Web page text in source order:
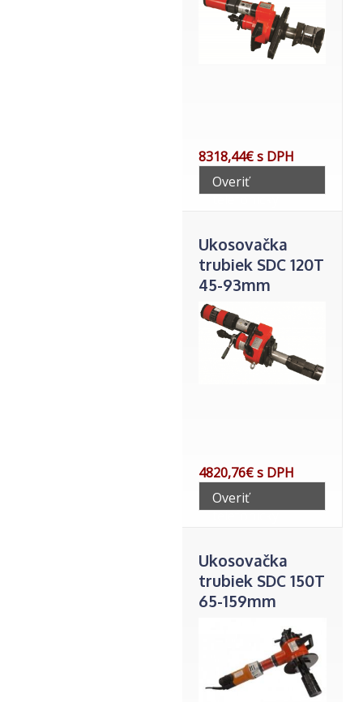
8318,44€ s DPH
Overiť
telefonicky
Ukosovačka
trubiek SDC 120T
45-93mm
vnútor.
4820,76€ s DPH
Overiť
telefonicky
Ukosovačka
trubiek SDC 150T
65-159mm